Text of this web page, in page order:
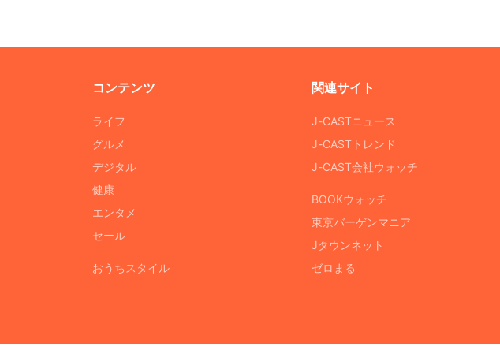
コンテンツ
ライフ
グルメ
デジタル
健康
エンタメ
セール
おうちスタイル
関連サイト
J-CASTニュース
J-CASTトレンド
J-CAST会社ウォッチ
BOOKウォッチ
東京バーゲンマニア
Jタウンネット
ゼロまる